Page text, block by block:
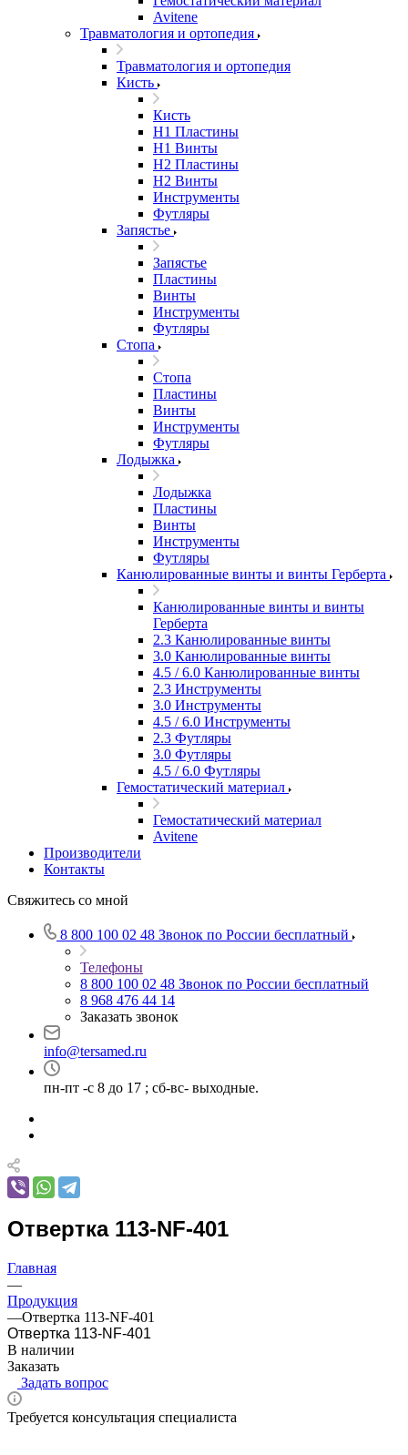
Avitene
Травматология и ортопедия
Травматология и ортопедия
Кисть
Кисть
H1 Пластины
H1 Винты
H2 Пластины
H2 Винты
Инструменты
Футляры
Запястье
Запястье
Пластины
Винты
Инструменты
Футляры
Стопа
Стопа
Пластины
Винты
Инструменты
Футляры
Лодыжка
Лодыжка
Пластины
Винты
Инструменты
Футляры
Канюлированные винты и винты Герберта
Канюлированные винты и винты
Герберта
2.3 Канюлированные винты
3.0 Канюлированные винты
4.5 / 6.0 Канюлированные винты
2.3 Инструменты
3.0 Инструменты
4.5 / 6.0 Инструменты
2.3 Футляры
3.0 Футляры
4.5 / 6.0 Футляры
Гемостатический материал
Гемостатический материал
Avitene
Производители
Контакты
Свяжитесь со мной
8 800 100 02 48 Звонок по России бесплатный
Телефоны
8 800 100 02 48 Звонок по России бесплатный
8 968 476 44 14
Заказать звонок
info@tersamed.ru
пн-пт -с 8 до 17 ; сб-вс- выходные.
Отвертка 113-NF-401
Главная
—
Продукция
—Отвертка 113-NF-401
Отвертка 113-NF-401
В наличии
Заказать
Задать вопрос
Требуется консультация специалиста